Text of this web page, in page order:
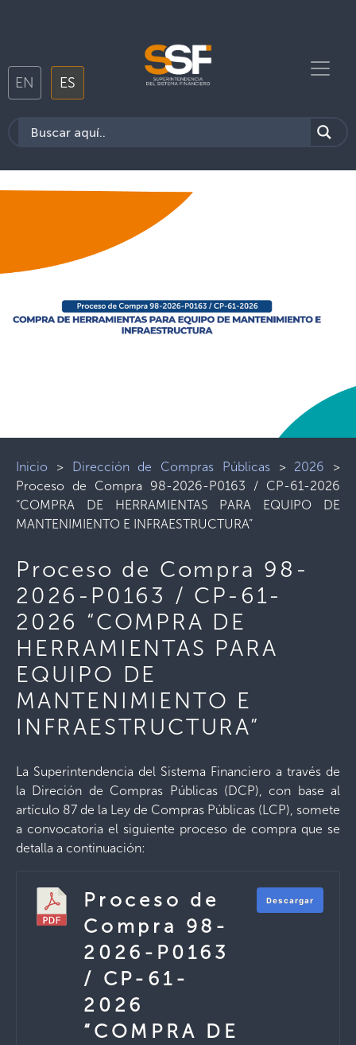
EN ES
Inicio > Dirección de Compras Públicas> 2026 >
Proceso de Compra 98-2026-P0163 / CP-61-2026
“COMPRA DE HERRAMIENTAS PARA EQUIPO DE
MANTENIMIENTO E INFRAESTRUCTURA”
Proceso de Compra 98-
2026-P0163 / CP-61-
2026 “COMPRA DE
HERRAMIENTAS PARA
EQUIPO DE
MANTENIMIENTO E
INFRAESTRUCTURA”
La Superintendencia del Sistema Financiero a través de
la Direción de Compras Públicas (DCP), con base al
artículo 87 de la Ley de Compras Públicas (LCP), somete
a convocatoria el siguiente proceso de compra que se
detalla a continuación:
Proceso de
Compra 98-
2026-P0163
/ CP-61-
2026
“COMPRA DE
Descargar